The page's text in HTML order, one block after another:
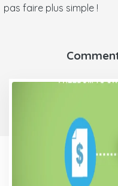
pas faire plus simple !